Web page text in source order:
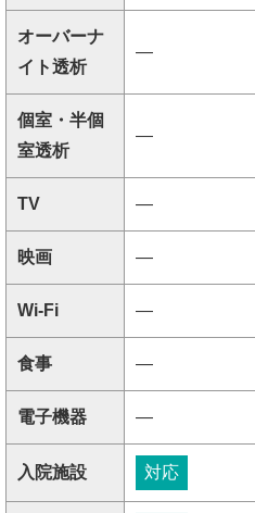
オーバーナ
イト透析
―
個室・半個
室透析
―
TV ―
映画 ―
Wi-Fi ―
食事 ―
電子機器 ―
入院施設 対応